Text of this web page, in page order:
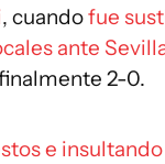
, cuandofue
ante
2-0.
e insultando